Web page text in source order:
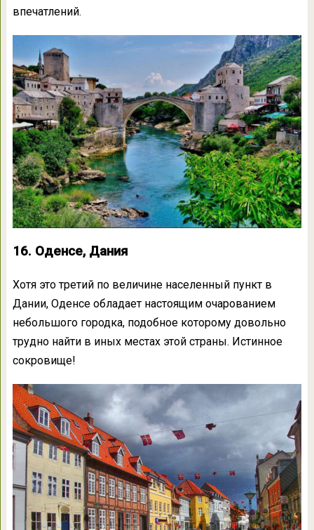
впечатлений.
16. Оденсе, Дания
Хотя это третий по величине населенный пункт в
Дании, Оденсе обладает настоящим очарованием
небольшого городка, подобное которому довольно
трудно найти в иных местах этой страны. Истинное
сокровище!